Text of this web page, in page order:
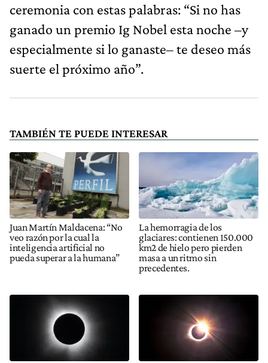
ceremonia con estas palabras: “Si no has
ganado un premio Ig Nobel esta noche –y
especialmente si lo ganaste– te deseo más
suerte el próximo año”.
TAMBIÉN TE PUEDE INTERESAR
Juan Martín Maldacena: “No
veo razón por la cual la
inteligencia artificial no
pueda superar a la humana”
La hemorragia de los
glaciares: contienen 150.000
km2 de hielo pero pierden
masa a un ritmo sin
precedentes.